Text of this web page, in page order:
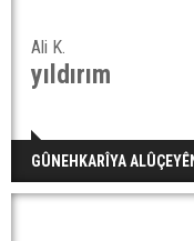
Ali K.
yıldırım
GÛNEHKARÎYA